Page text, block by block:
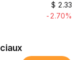
$ 2.33
-2.70%